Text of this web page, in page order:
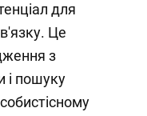
для
Це
з
і пошуку